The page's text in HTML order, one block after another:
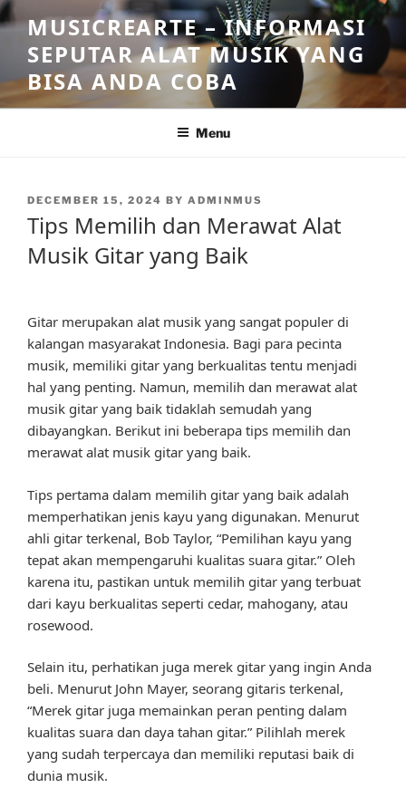
Skip
to
content
MUSICREARTE – INFORMASI
SEPUTAR ALAT MUSIK YANG
BISA ANDA COBA
Menu
POSTED
ON
DECEMBER 15, 2024 BY ADMINMUS
Tips Memilih dan Merawat Alat
Musik Gitar yang Baik
Gitar merupakan alat musik yang sangat populer di
kalangan masyarakat Indonesia. Bagi para pecinta
musik, memiliki gitar yang berkualitas tentu menjadi
hal yang penting. Namun, memilih dan merawat alat
musik gitar yang baik tidaklah semudah yang
dibayangkan. Berikut ini beberapa tips memilih dan
merawat alat musik gitar yang baik.
Tips pertama dalam memilih gitar yang baik adalah
memperhatikan jenis kayu yang digunakan. Menurut
ahli gitar terkenal, Bob Taylor, “Pemilihan kayu yang
tepat akan mempengaruhi kualitas suara gitar.” Oleh
karena itu, pastikan untuk memilih gitar yang terbuat
dari kayu berkualitas seperti cedar, mahogany, atau
rosewood.
Selain itu, perhatikan juga merek gitar yang ingin Anda
beli. Menurut John Mayer, seorang gitaris terkenal,
“Merek gitar juga memainkan peran penting dalam
kualitas suara dan daya tahan gitar.” Pilihlah merek
yang sudah terpercaya dan memiliki reputasi baik di
dunia musik.